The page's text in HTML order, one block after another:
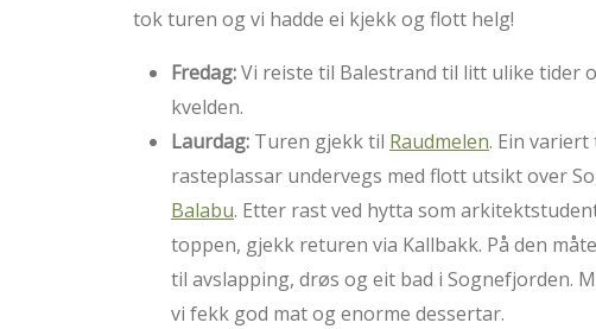
tok turen og vi hadde ei kjekk og flott helg!
Fredag:Vi reiste til Balestrand til litt ulike tider
kvelden.
Laurdag: Turen gjekk til Raudmelen. Ein variert
rasteplassar undervegs med flott utsikt over
Balabu. Etter rast ved hytta som
toppen, gjekk returen via Kallbakk. På den
til avslapping, drøs og eit bad i Sognefjorden.
vi fekk god mat og enorme dessertar.